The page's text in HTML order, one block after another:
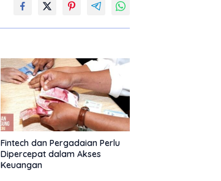
Fintech dan Pergadaian Perlu
Dipercepat dalam Akses
Keuangan